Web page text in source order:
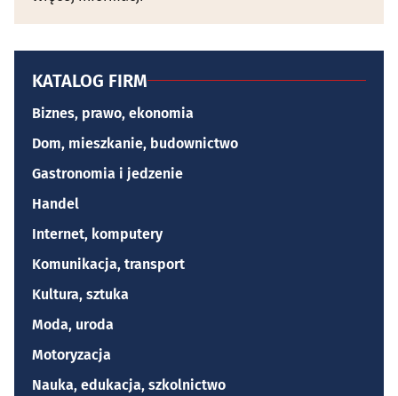
KATALOG FIRM
Biznes, prawo, ekonomia
Dom, mieszkanie, budownictwo
Gastronomia i jedzenie
Handel
Internet, komputery
Komunikacja, transport
Kultura, sztuka
Moda, uroda
Motoryzacja
Nauka, edukacja, szkolnictwo